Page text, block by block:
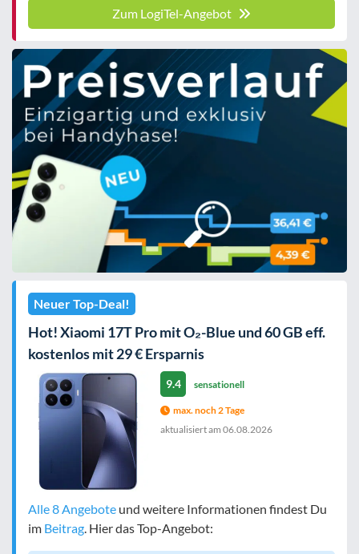
Zum LogiTel-Angebot
Neuer Top-Deal!
Hot! Xiaomi 17T Pro mit O₂-Blue und 60 GB eff.
kostenlos mit 29 € Ersparnis
9.4 sensationell
max. noch 2 Tage
aktualisiert am 06.08.2026
Alle 8 Angebote und weitere Informationen findest Du
im Beitrag . Hier das Top-Angebot: